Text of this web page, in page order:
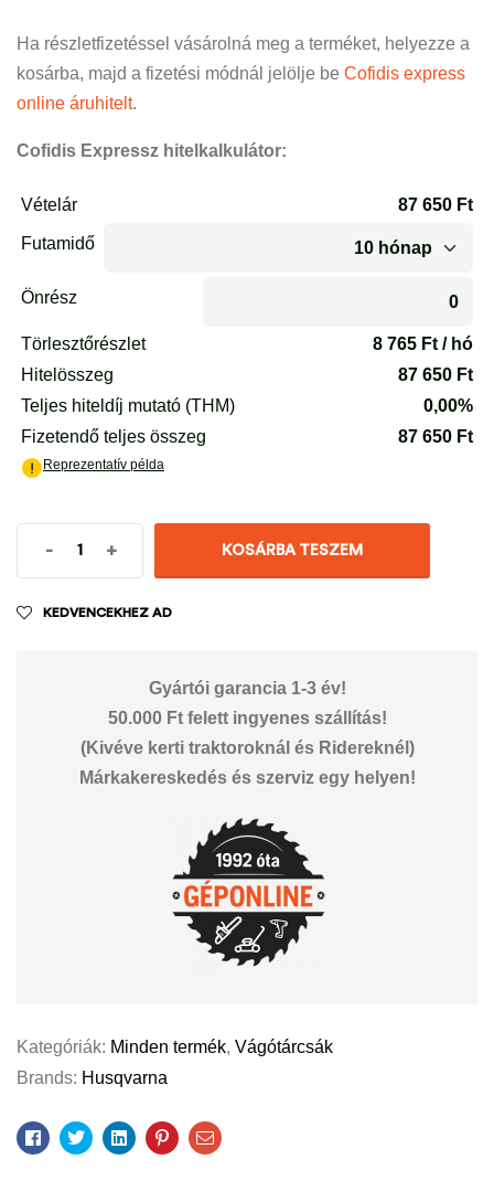
Ha részletfizetéssel vásárolná meg a terméket, helyezze a
kosárba, majd a fizetési módnál jelölje be Cofidis express
online áruhitelt.
Cofidis Expressz hitelkalkulátor:
- + KOSÁRBA TESZEM
KEDVENCEKHEZ AD
Gyártói garancia 1-3 év!
50.000 Ft felett ingyenes szállítás!
(Kivéve kerti traktoroknál és Ridereknél)
Márkakereskedés és szerviz egy helyen!
Kategóriák: Minden termék, Vágótárcsák
Brands: Husqvarna
Facebook
TwitterLinkedinPinterestEmail